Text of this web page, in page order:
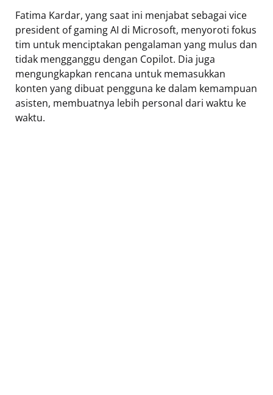
Fatima Kardar, yang saat ini menjabat sebagai vice
president of gaming AI di Microsoft, menyoroti fokus
tim untuk menciptakan pengalaman yang mulus dan
tidak mengganggu dengan Copilot. Dia juga
mengungkapkan rencana untuk memasukkan
konten yang dibuat pengguna ke dalam kemampuan
asisten, membuatnya lebih personal dari waktu ke
waktu.